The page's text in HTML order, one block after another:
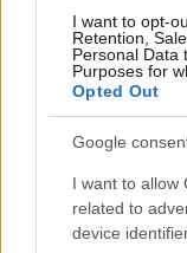
I want to opt-
Retention,
Personal Data
Purposes for
Opted Out
Google
I want to allow
related to
device
gente che
accompagna i
fine mese come
trovare il tempo
studiare,
siamo normali,
ora siamo
becera e grave